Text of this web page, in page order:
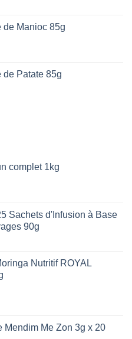
de Manioc 85g
de Patate 85g
complet 1kg
Sachets d'Infusion à Base
90g
Nutritif ROYAL
Mendim Me Zon 3g x 20